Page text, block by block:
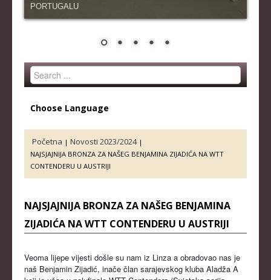
ŽENSKA KADETSKA REPREZENTACIJA
RANG LISTE
SENIORKE
JUNIORI
JUNIORKE
KADETI
PORTUGALU
Search
...
Choose Language
Početna | Novosti 2023/2024 |
NAJSJAJNIJA BRONZA ZA NAŠEG BENJAMINA ZIJADIĆA NA WTT
CONTENDERU U AUSTRIJI
NAJSJAJNIJA BRONZA ZA NAŠEG BENJAMINA
ZIJADIĆA NA WTT CONTENDERU U AUSTRIJI
Veoma lijepe vijesti došle su nam iz Linza a obradovao nas je
naš Benjamin Zijadić, inače član sarajevskog kluba Aladža A